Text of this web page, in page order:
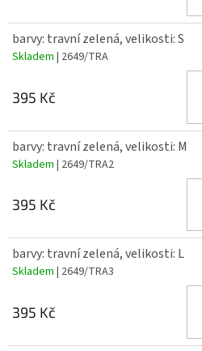
barvy: travní zelená, velikosti: S
Skladem | 2649/TRA
395 Kč
barvy: travní zelená, velikosti: M
Skladem | 2649/TRA2
395 Kč
barvy: travní zelená, velikosti: L
Skladem | 2649/TRA3
395 Kč